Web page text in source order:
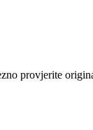
provjerite